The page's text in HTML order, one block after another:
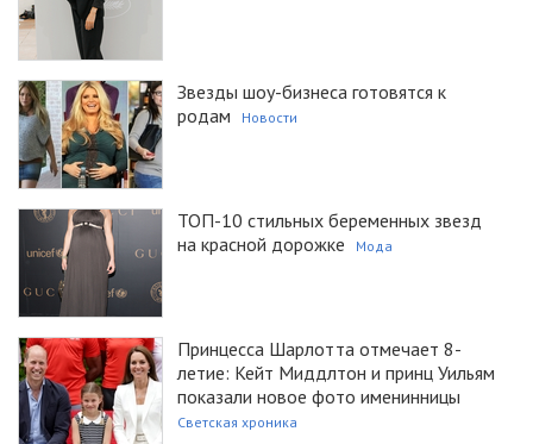
Звезды шоу-бизнеса готовятся к
родам
Новости
ТОП-10 стильных беременных звезд
на красной дорожке
Мода
Принцесса Шарлотта отмечает 8-
летие: Кейт Миддлтон и принц Уильям
показали новое фото именинницы
Светская хроника